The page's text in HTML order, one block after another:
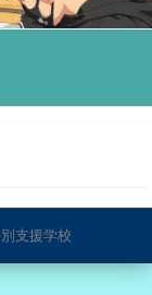
支援学校